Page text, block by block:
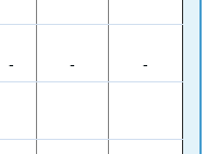
- - -